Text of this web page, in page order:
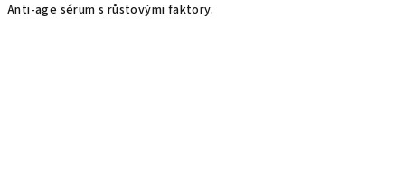
Anti-age sérum s růstovými faktory.